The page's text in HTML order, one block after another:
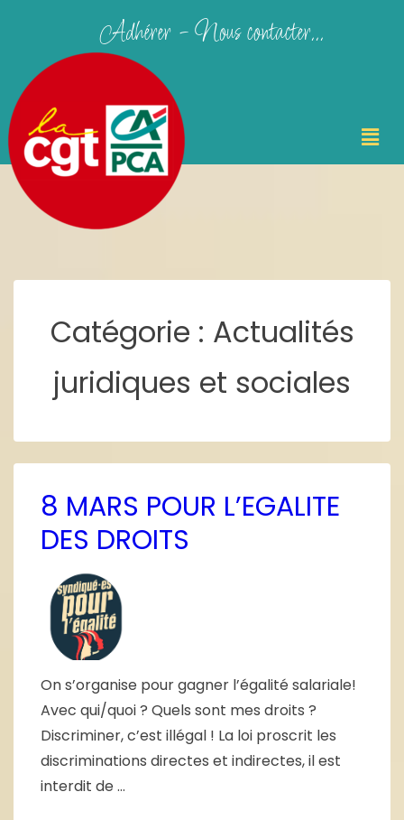
Adhérer - Nous contacter...
Catégorie : Actualités
juridiques et sociales
8 MARS POUR L’EGALITE
DES DROITS
On s’organise pour gagner l’égalité salariale!
Avec qui/quoi ? Quels sont mes droits ?
Discriminer, c’est illégal ! La loi proscrit les
discriminations directes et indirectes, il est
interdit de …